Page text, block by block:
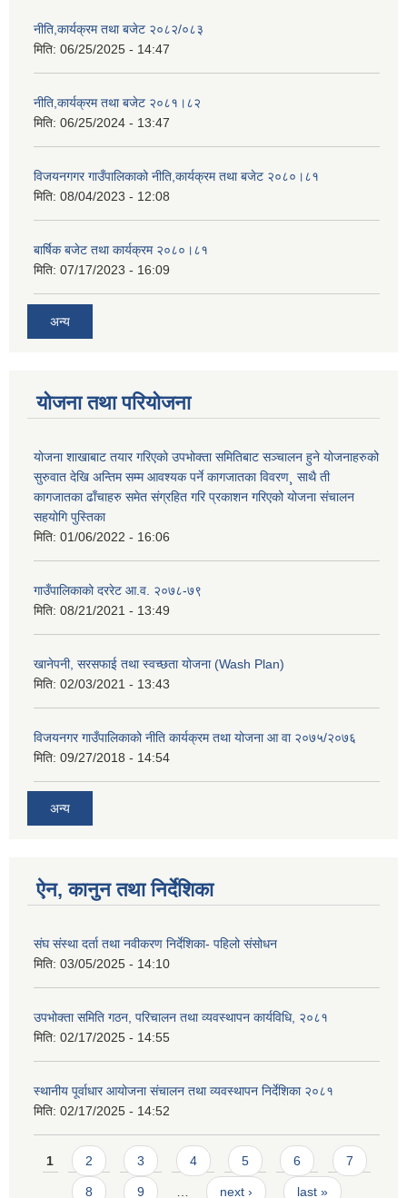
नीति,कार्यक्रम तथा बजेट २०८२/०८३
मिति: 06/25/2025 - 14:47
नीति,कार्यक्रम तथा बजेट २०८१।८२
मिति: 06/25/2024 - 13:47
विजयनगगर गाउँपालिकाको नीति,कार्यक्रम तथा बजेट २०८०।८१
मिति: 08/04/2023 - 12:08
बार्षिक बजेट तथा कार्यक्रम २०८०।८१
मिति: 07/17/2023 - 16:09
अन्य
योजना तथा परियोजना
योजना शाखाबाट तयार गरिएको उपभोक्ता समितिबाट सञ्चालन हुने योजनाहरुको
सुरुवात देखि अन्तिम सम्म आवश्यक पर्ने कागजातका विवरण¸ साथै ती
कागजातका ढाँचाहरु समेत संग्रहित गरि प्रकाशन गरिएको योजना संचालन
सहयोगि पुस्तिका
मिति: 01/06/2022 - 16:06
गाउँपालिकाको दररेट आ.व. २०७८-७९
मिति: 08/21/2021 - 13:49
खानेपनी, सरसफाई तथा स्वच्छता योजना (Wash Plan)
मिति: 02/03/2021 - 13:43
विजयनगर गाउँपालिकाको नीति कार्यक्रम तथा योजना आ वा २०७५/२०७६
मिति: 09/27/2018 - 14:54
अन्य
ऐन, कानुन तथा निर्देशिका
संघ संस्था दर्ता तथा नवीकरण निर्देशिका- पहिलो संसोधन
मिति: 03/05/2025 - 14:10
उपभोक्ता समिति गठन, परिचालन तथा व्यवस्थापन कार्यविधि, २०८१
मिति: 02/17/2025 - 14:55
स्थानीय पूर्वाधार आयोजना संचालन तथा व्यवस्थापन निर्देशिका २०८१
मिति: 02/17/2025 - 14:52
Pages
1 2 3 4 5 6 7
8 9 next › last »